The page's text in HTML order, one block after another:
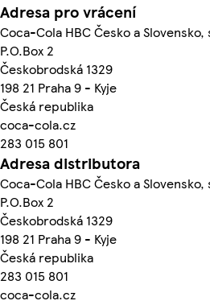
Adresa pro vrácení
Coca-Cola HBC Česko a Slovensko,
P.O.Box 2
Českobrodská 1329
198 21 Praha 9 - Kyje
Česká republika
coca-cola.cz
283 015 801
Adresa distributora
Coca-Cola HBC Česko a Slovensko,
P.O.Box 2
Českobrodská 1329
198 21 Praha 9 - Kyje
Česká republika
283 015 801
coca-cola.cz